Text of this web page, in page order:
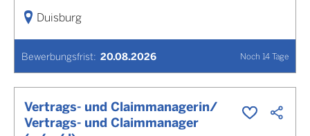
Bewerbungsfrist: 20.08.2026 Noch 14Tage
Duisburg
Vertrags- und Claimmanagerin/
Vertrags- und Claimmanager